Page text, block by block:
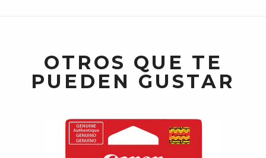
OTROS QUE TE
PUEDEN GUSTAR